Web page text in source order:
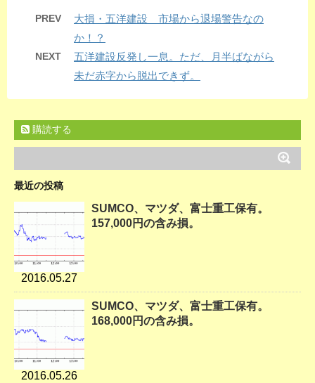
PREV
大損・五洋建設 市場から退場警告なの
か！？
NEXT
五洋建設反発し一息。ただ、月半ばながら
未だ赤字から脱出できず。
購読する
最近の投稿
2016.05.27
SUMCO、マツダ、富士重工保有。
157,000円の含み損。
2016.05.26
SUMCO、マツダ、富士重工保有。
168,000円の含み損。